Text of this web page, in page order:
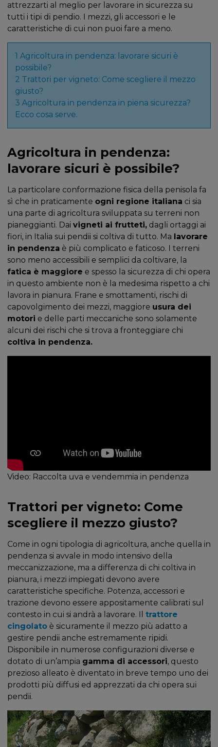
attrezzarti al meglio per lavorare in sicurezza su
tutti i tipi di pendio. I mezzi, gli accessori e le
caratteristiche di cui non puoi fare a meno.
1 Agricoltura in pendenza: lavorare sicuri è
possibile?
2 Trattori per vigneto: Come scegliere il mezzo
giusto?
3 Agricoltura in pendenza in piena sicurezza?
Ecco cosa serve.
Agricoltura in pendenza:
lavorare sicuri è possibile?
La particolare conformazione fisica della penisola fa
sì che in praticamente ogni regione italiana ci sia
una parte di agricoltura sviluppata su terreni non
pianeggianti. Dai vigneti ai frutteti, dagli ortaggi ai
fiori, in Italia sui pendii si coltiva di tutto. Ma lavorare
in pendenza è più complicato e faticoso. I terreni
sono meno accessibili e semplici da coltivare, la
fatica è maggiore e spesso la sicurezza di chi opera
in questo ambiente non è la medesima rispetto a chi
lavora in pianura. Frane e smottamenti, rischi di
capovolgimento dei mezzi, maggiore usura dei
motori e delle parti meccaniche sono solamente
alcuni dei rischi che si trova a fronteggiare chi
coltiva in pendenza.
Video: Raccolta uva e vendemmia in pendenza
Trattori per vigneto: Come
scegliere il mezzo giusto?
Come in ogni tipologia di agricoltura, anche quella in
pendenza si avvale in modo intensivo della
meccanizzazione, ma a differenza di chi coltiva in
pianura, i mezzi impiegati devono avere
caratteristiche specifiche. Potenza, accessori e
trazione devono essere appositamente calibrati sul
contesto in cui si andrà a lavorare. Il trattore
cingolato è sicuramente il mezzo più adatto a
gestire pendii anche estremamente ripidi.
Disponibile in numerose configurazioni diverse e
dotato di un’ampia gamma di accessori, questo
prezioso alleato è diventato in breve tempo uno dei
prodotti più diffusi ed apprezzati da chi opera sui
pendii.